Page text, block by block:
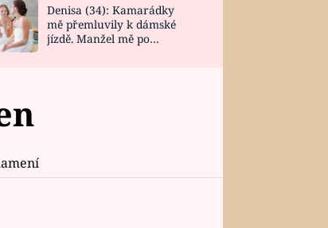
Denisa (34): Kamarádky
mě přemluvily k dámské
jízdě. Manžel mě po